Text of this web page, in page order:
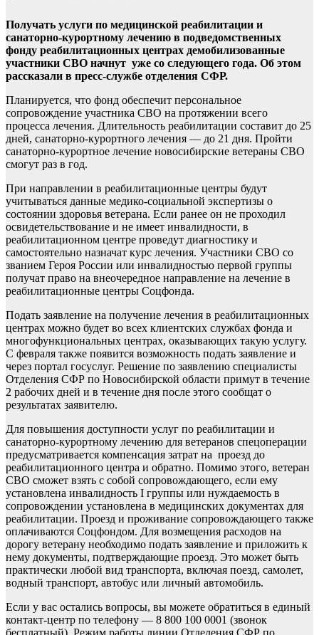
Получать услуги по медицинской реабилитации и
санаторно-курортному лечению в подведомственных
фонду реабилитационных центрах демобилизованные
участники СВО начнут уже со следующего года. Об этом
рассказали в пресс-службе отделения СФР.
Планируется, что фонд обеспечит персональное
сопровождение участника СВО на протяжении всего
процесса лечения. Длительность реабилитации составит до 25
дней, санаторно-курортного лечения — до 21 дня. Пройти
санаторно-курортное лечение новосибирские ветераны СВО
смогут раз в год.
При направлении в реабилитационные центры будут
учитываться данные медико-социальной экспертизы о
состоянии здоровья ветерана. Если ранее он не проходил
освидетельствование и не имеет инвалидности, в
реабилитационном центре проведут диагностику и
самостоятельно назначат курс лечения. Участники СВО со
званием Героя России или инвалидностью первой группы
получат право на внеочередное направление на лечение в
реабилитационные центры Соцфонда.
Подать заявление на получение лечения в реабилитационных
центрах можно будет во всех клиентских службах фонда и
многофункциональных центрах, оказывающих такую услугу.
С февраля также появится возможность подать заявление и
через портал госуслуг. Решение по заявлению специалисты
Отделения СФР по Новосибирской области примут в течение
2 рабочих дней и в течение дня после этого сообщат о
результатах заявителю.
Для повышения доступности услуг по реабилитации и
санаторно-курортному лечению для ветеранов спецоперации
предусматривается компенсация затрат на проезд до
реабилитационного центра и обратно. Помимо этого, ветеран
СВО сможет взять с собой сопровождающего, если ему
установлена инвалидность I группы или нуждаемость в
сопровождении установлена в медицинских документах для
реабилитации. Проезд и проживание сопровождающего также
оплачиваются Соцфондом. Для возмещения расходов на
дорогу ветерану необходимо подать заявление и приложить к
нему документы, подтверждающие проезд. Это может быть
практически любой вид транспорта, включая поезд, самолет,
водный транспорт, автобус или личный автомобиль.
Если у вас остались вопросы, вы можете обратиться в единый
контакт-центр по телефону — 8 800 100 0001 (звонок
бесплатный). Режим работы линии Отделения СФР по